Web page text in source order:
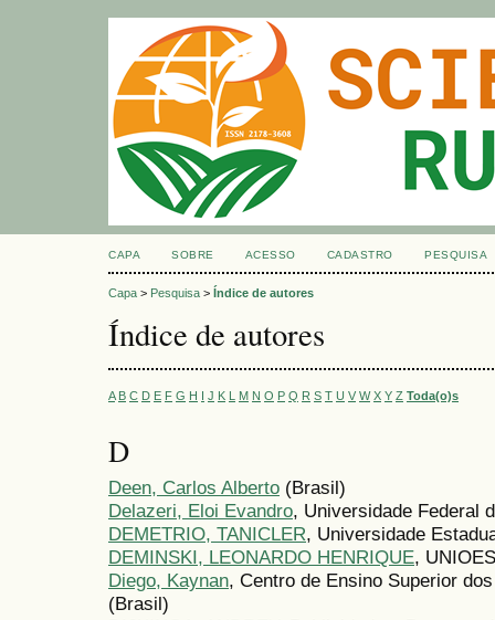
CAPA SOBRE ACESSO CADASTRO PESQUISA
Capa > Pesquisa > Índice de autores
Índice de autores
A B C D E F G H I J K L M N O P Q R S T U V W X Y Z Toda(o)s
D
Deen, Carlos Alberto (Brasil)
Delazeri, Eloi Evandro, Universidade Federal
DEMETRIO, TANICLER, Universidade
DEMINSKI, LEONARDO HENRIQUE,
Diego, Kaynan, Centro de Ensino Superior
(Brasil)